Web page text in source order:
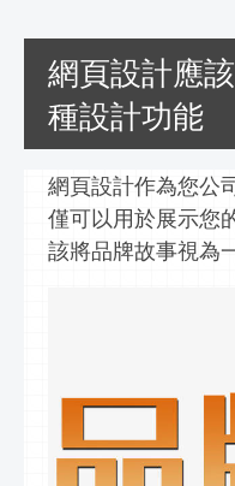
網頁設計應
種設計功能
網頁設計作為您公
僅可以用於展示您
該將品牌故事視為